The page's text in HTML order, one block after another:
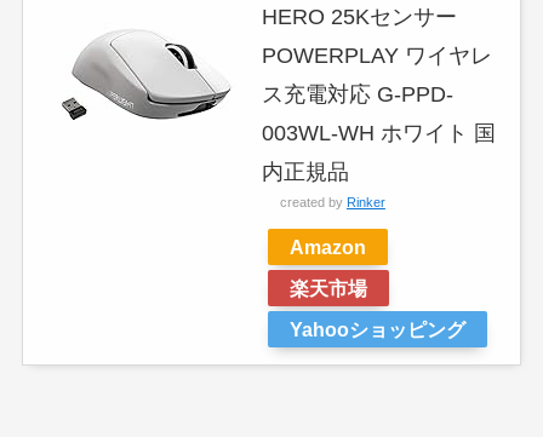
HERO 25Kセンサー
POWERPLAY ワイヤレ
ス充電対応 G-PPD-
003WL-WH ホワイト 国
内正規品
created by Rinker
Amazon
楽天市場
Yahooショッピング